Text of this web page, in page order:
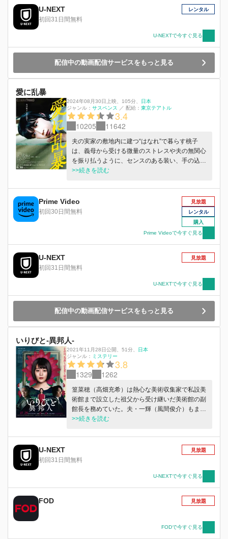
しまう。 それでも村八分にされないように、家
族のため＜掟＞に身を捧げることに……。
U-NEXT
初回31日間無料
レンタル
U-NEXTで今すぐ見る
配信中の動画配信サービスをもっと見る
愛に乱暴
2024年08月30日上映 105分
日本
ジャンル： サスペンス ／ 配給： 東京テアトル
3.4
10205 11642
夫の実家の敷地内に建つ“はなれ”で暮らす桃子
は、義母から受ける微量のストレスや夫の無関心
を振り払うように、センスのある装い、手の込ん
だ献立などいわゆる「丁寧な暮らし」に勤しみ毎
出来事が起こり始める。近隣のゴミ捨て場で相次
ぐ不審火、失踪した愛猫、度々表示される不気味
な不倫アカウント…。桃子の平穏な日常は、少し
>>続きを読む
Prime Video
初回30日間無料
見放題
レンタル
購入
Prime Videoで今すぐ見る
U-NEXT
初回31日間無料
見放題
U-NEXTで今すぐ見る
配信中の動画配信サービスをもっと見る
いりびと-異邦人-
2021年11月28日公開 51分
日本
ジャンル： ミステリー
3.8
1329 1262
篁菜穂（高畑充希）は熱心な美術収集家で私設美
術館まで設立した祖父から受け継いだ美術館の副
館長を務めていた。夫・一輝（風間俊介）もまた
銀座にある画廊の3代目だったが、彼がどんなに
術の世界に没頭する妻を愛しながらも時にその才
能に嫉妬する。 身重の菜穂は、東京の喧騒を避
け京都に長期滞在する中、ある1枚の絵に遭遇す
することのできない白根樹（SUMIRE）という無
名の画家だった。その絵に吸い込まれるように強
烈に惹かれた菜穂は、樹が京都画壇で影響力を持
つ日本画家・志村照山（松重豊）によって自由を
る。照山もまた、養女であり弟子の樹の才能を脅
威に感じていた。樹の絵を追ううちに菜穂は、美
>>続きを読む
U-NEXT
初回31日間無料
見放題
U-NEXTで今すぐ見る
FOD 見放題
FODで今すぐ見る